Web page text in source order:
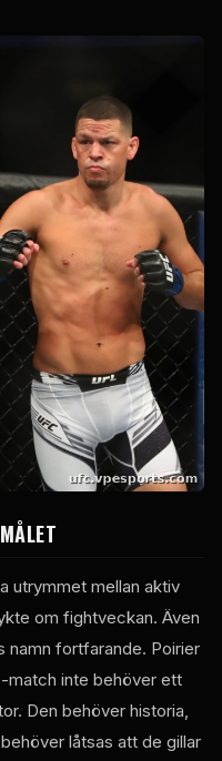
utrymmet mellan aktiv
om fightveckan. Även
namn fortfarande. Poirier
match inte behöver ett
Den behöver historia,
låtsas att de gillar